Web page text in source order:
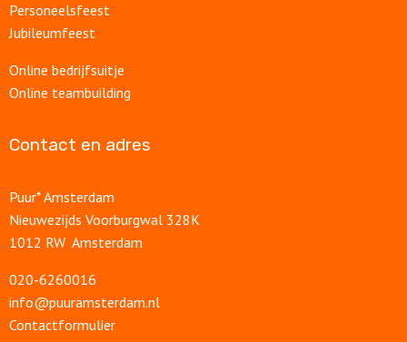
Personeelsfeest
Jubileumfeest
Online bedrijfsuitje
Online teambuilding
Contact en adres
Puur* Amsterdam
Nieuwezijds Voorburgwal 328K
1012 RW Amsterdam
020-6260016
info@puuramsterdam.nl
Contactformulier